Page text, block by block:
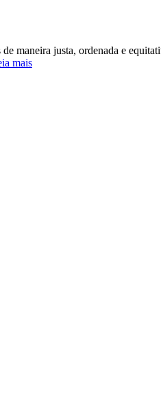
maneira justa, ordenada e
mais